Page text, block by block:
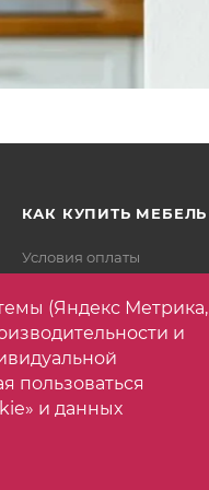
КАК КУПИТЬ МЕБЕЛЬ
Условия оплаты
Гарантия на товар
Вопрос-ответ
(Яндекс Метрика,
и
пользоваться
и данных